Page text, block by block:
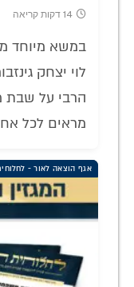
14 דקות קריאה
במשא מיוחד
לוי יצחק
הרבי על שבת
מראים לכל
אגף הוצאה לאור -